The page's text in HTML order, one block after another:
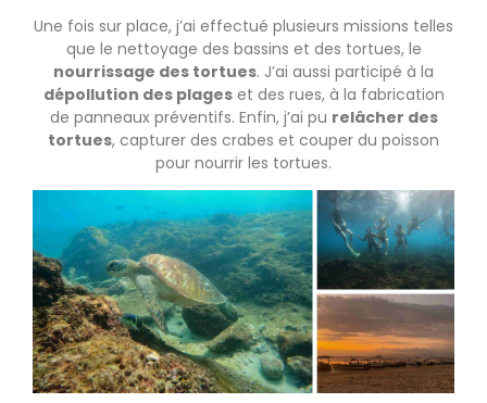
Une fois sur place, j’ai effectué plusieurs missions telles
que le nettoyage des bassins et des tortues, le
nourrissage des tortues. J’ai aussi participé à la
dépollution des plageset des rues, à la fabrication
de panneaux préventifs. Enfin, j’ai pu relâcher des
tortues, capturer des crabes et couper du poisson
pour nourrir les tortues.